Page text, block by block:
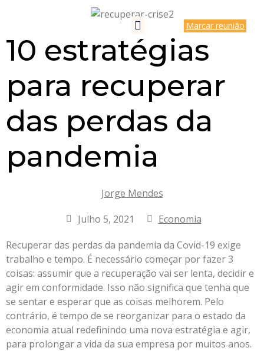
Marcar reunião
10 estratégias
para recuperar
das perdas da
pandemia
Jorge Mendes
Julho 5, 2021
Economia
Recuperar das perdas da pandemia da Covid-19 exige
trabalho e tempo. É necessário começar por fazer 3
coisas: assumir que a recuperação vai ser lenta, decidir e
agir em conformidade. Isso não significa que tenha que
se sentar e esperar que as coisas melhorem. Pelo
contrário, é tempo de se reorganizar para o estado da
economia atual redefinindo uma nova estratégia e agir,
para prolongar a vida da sua empresa por muitos anos.